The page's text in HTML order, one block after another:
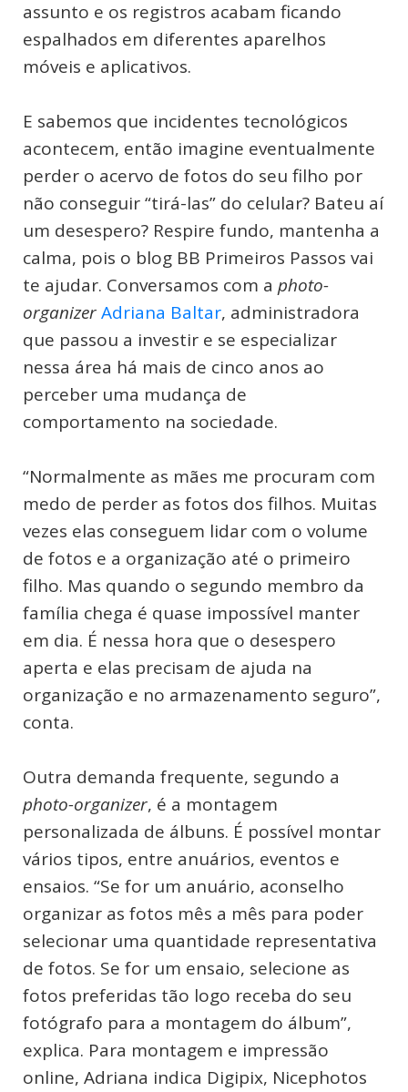
assunto e os registros acabam ficando
espalhados em diferentes aparelhos
móveis e aplicativos.
E sabemos que incidentes tecnológicos
acontecem, então imagine eventualmente
perder o acervo de fotos do seu filho por
não conseguir “tirá-las” do celular? Bateu aí
um desespero? Respire fundo, mantenha a
calma, pois o blog BB Primeiros Passos vai
te ajudar. Conversamos com a photo-
organizerAdriana Baltar, administradora
que passou a investir e se especializar
nessa área há mais de cinco anos ao
perceber uma mudança de
comportamento na sociedade.
“Normalmente as mães me procuram com
medo de perder as fotos dos filhos. Muitas
vezes elas conseguem lidar com o volume
de fotos e a organização até o primeiro
filho. Mas quando o segundo membro da
família chega é quase impossível manter
em dia. É nessa hora que o desespero
aperta e elas precisam de ajuda na
organização e no armazenamento seguro”,
conta.
Outra demanda frequente, segundo a
photo-organizer, é a montagem
personalizada de álbuns. É possível montar
vários tipos, entre anuários, eventos e
ensaios. “Se for um anuário, aconselho
organizar as fotos mês a mês para poder
selecionar uma quantidade representativa
de fotos. Se for um ensaio, selecione as
fotos preferidas tão logo receba do seu
fotógrafo para a montagem do álbum”,
explica. Para montagem e impressão
online, Adriana indica Digipix, Nicephotos